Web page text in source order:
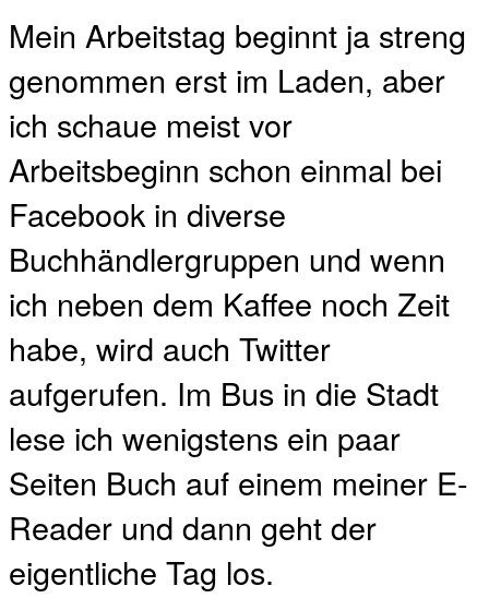
Mein Arbeitstag beginnt ja streng
genommen erst im Laden, aber
ich schaue meist vor
Arbeitsbeginn schon einmal bei
Facebook in diverse
Buchhändlergruppen und wenn
ich neben dem Kaffee noch Zeit
habe, wird auch Twitter
aufgerufen. Im Bus in die Stadt
lese ich wenigstens ein paar
Seiten Buch auf einem meiner E-
Reader und dann geht der
eigentliche Tag los.